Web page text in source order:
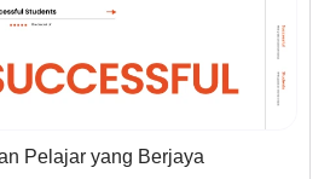
Pelajar yang Berjaya